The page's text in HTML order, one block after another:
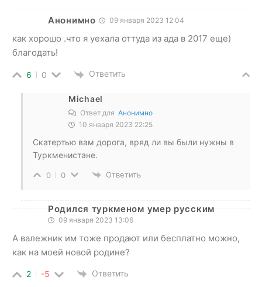
Анонимно 09 января 2023 12:04
как хорошо .что я уехала оттуда из ада в 2017 еще)
благодать!
6 0 Ответить
Michael
Ответ для Анонимно
10 января 2023 22:25
Скатертью вам дорога, вряд ли вы были нужны в
Туркменистане.
0 0 Ответить
Родился туркменом умер русским
09 января 2023 13:06
А валежник им тоже продают или бесплатно можно,
как на моей новой родине?
2 -5 Ответить